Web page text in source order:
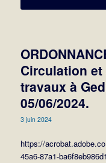
Circulation
travaux à
05/06/2024.
3 juin 2024
https://
45a6-87a1-ba6f8eb986d1